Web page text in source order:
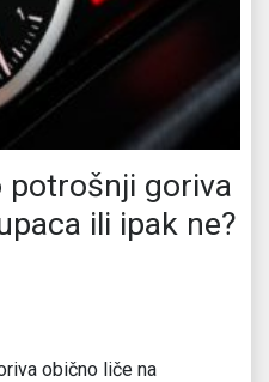
potrošnji goriva
ili ipak ne?
obično liče na